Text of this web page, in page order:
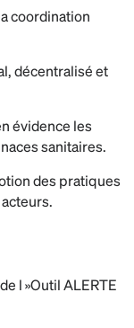
coordination
décentralisé et
évidence les
sanitaires.
des pratiques
l »Outil ALERTE